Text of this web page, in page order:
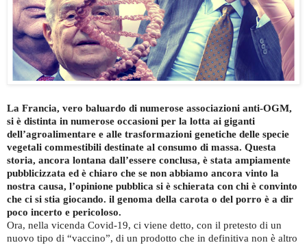
La Francia, vero baluardo di numerose associazioni anti-OGM,
si è distinta in numerose occasioni per la lotta ai giganti
dell’agroalimentare e alle trasformazioni genetiche delle specie
vegetali commestibili destinate al consumo di massa. Questa
storia, ancora lontana dall’essere conclusa, è stata ampiamente
pubblicizzata ed è chiaro che se non abbiamo ancora vinto la
nostra causa, l’opinione pubblica si è schierata con chi è convinto
che ci si stia giocando. il genoma della carota o del porro è a dir
poco incerto e pericoloso.
Ora, nella vicenda Covid-19, ci viene detto, con il pretesto di un
nuovo tipo di “vaccino”, di un prodotto che in definitiva non è altro